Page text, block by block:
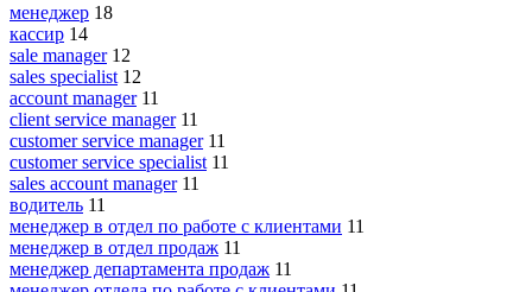
менеджер 18
кассир 14
sale manager 12
sales specialist 12
account manager 11
client service manager 11
customer service manager 11
customer service specialist 11
sales account manager 11
водитель 11
менеджер в отдел по работе с клиентами 11
менеджер в отдел продаж 11
менеджер департамента продаж 11